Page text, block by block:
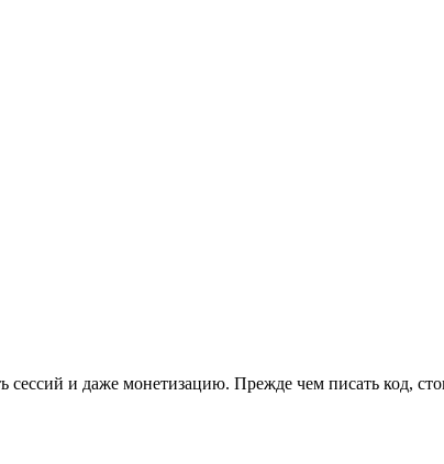
и даже монетизацию. Прежде чем писать код,